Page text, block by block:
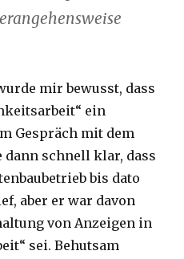
mir bewusst, dass
ein
Gespräch mit dem
schnell klar, dass
bis dato
aber er war davon
von Anzeigen in
sei. Behutsam